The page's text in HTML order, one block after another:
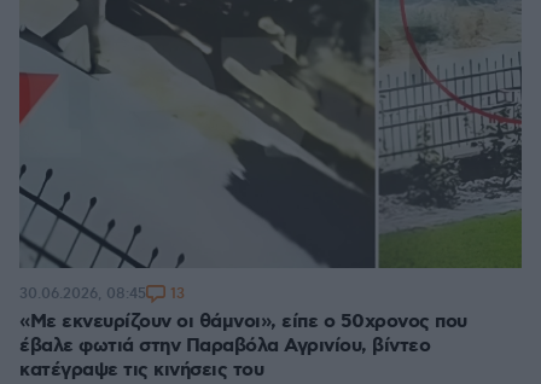
«Με εκνευρίζουν οι θάμνοι», είπε ο 50χρονος που
έβαλε φωτιά στην Παραβόλα Αγρινίου, βίντεο
κατέγραψε τις κινήσεις του
30.06.2026, 08:45 13